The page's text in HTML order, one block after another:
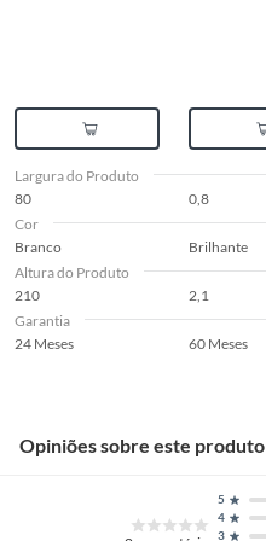
Largura do Produto
80
0,8
Cor
Branco
Brilhante
Altura do Produto
210
2,1
Garantia
24 Meses
60 Meses
Opiniões sobre este produto
3
4
5